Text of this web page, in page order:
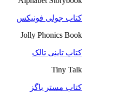
کتاب جولی فونیکس
Jolly Phonics Book
کتاب تاینی تالک
Tiny Talk
کتاب مستر باگز